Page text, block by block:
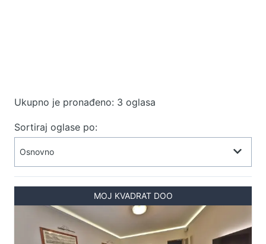
Ukupno je pronađeno: 3 oglasa
Sortiraj oglase po:
MOJ KVADRAT DOO